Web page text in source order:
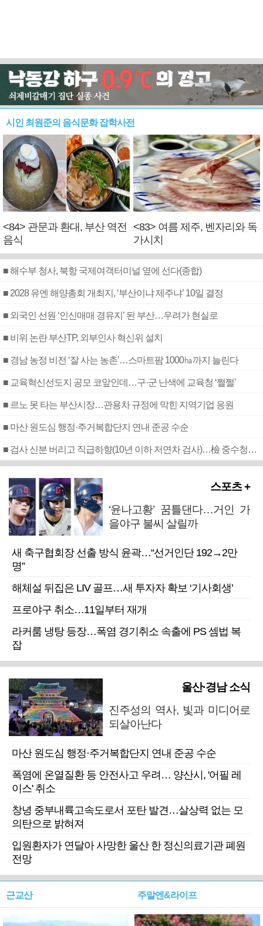
시인 최원준의 음식문화 잡학사전
<84> 관문과 환대, 부산 역전
음식
<83> 여름 제주, 벤자리와 독
가시치
■ 해수부 청사, 북항 국제여객터미널 옆에 선다(종합)
■ 2028 유엔 해양총회 개최지, ‘부산이냐 제주냐’ 10일 결정
■ 외국인 선원 ‘인신매매 경유지’ 된 부산…우려가 현실로
■ 비위 논란 부산TP, 외부인사 혁신위 설치
■ 경남 농정 비전 ‘잘 사는 농촌’…스마트팜 1000㏊까지 늘린다
■ 교육혁신선도지 공모 코앞인데…구·군 난색에 교육청 ‘쩔쩔’
■ 르노 못 타는 부산시장…관용차 규정에 막힌 지역기업 응원
■ 마산 원도심 행정·주거복합단지 연내 준공 수순
■ 검사 신분 버리고 직급하향(10년 이하 저연차 검사)…檢 중수청행 기피
스포츠 +
‘윤나고황’ 꿈틀댄다…거인 가
을야구 불씨 살릴까
새 축구협회장 선출 방식 윤곽…“선거인단 192→2만
명”
해체설 뒤집은 LIV 골프…새 투자자 확보 ‘기사회생’
프로야구 취소…11일부터 재개
라커룸 냉탕 등장…폭염 경기취소 속출에 PS 셈법 복
잡
울산·경남 소식
진주성의 역사, 빛과 미디어로
되살아난다
마산 원도심 행정·주거복합단지 연내 준공 수순
폭염에 온열질환 등 안전사고 우려… 양산시, '어필 레
이스' 취소
창녕 중부내륙고속도로서 포탄 발견…살상력 없는 모
의탄으로 밝혀져
입원환자가 연달아 사망한 울산 한 정신의료기관 폐원
전망
근교산 주말엔&라이프